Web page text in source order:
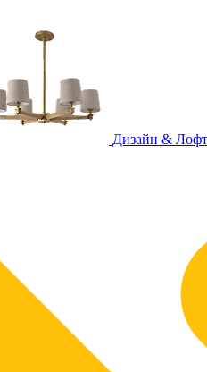
Дизайн & Лофт